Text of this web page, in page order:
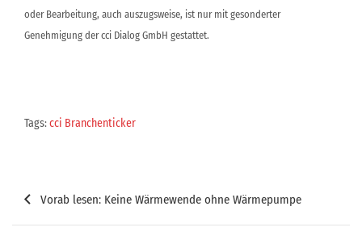
oder Bearbeitung, auch auszugsweise, ist nur mit gesonderter
Genehmigung der cci Dialog GmbH gestattet.
Tags:cci Branchenticker
Beitragsnavigation
Vorab lesen: Keine Wärmewende ohne Wärmepumpe